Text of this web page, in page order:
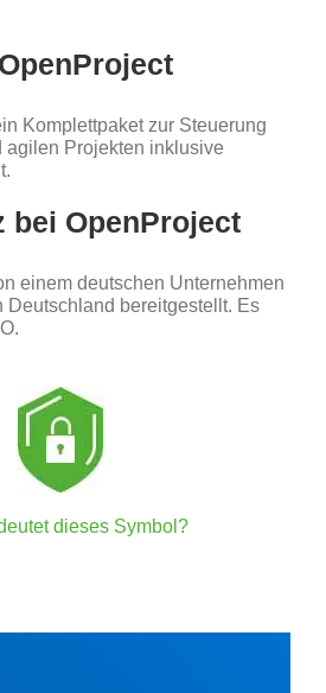
Komplettpaket zur Steuerung
agilen Projekten inklusive
bei OpenProject
einem deutschen Unternehmen
Deutschland bereitgestellt. Es
dieses Symbol?